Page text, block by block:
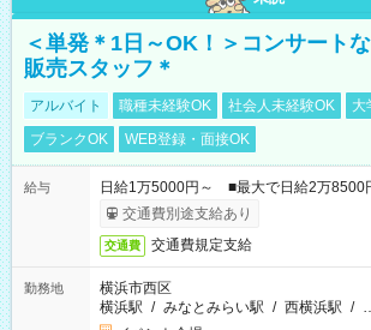
＜単発＊1日～OK！＞コンサート
販売スタッフ＊
アルバイト 職種未経験OK 社会人未経験OK
大
ブランクOK
WEB登録・面接OK
給与
日給1万5000円～ ■最大で日給2万8500
交通費別途支給あり
交通費 交通費規定支給
勤務地
横浜市西区
横浜駅 / みなとみらい駅 / 西横浜駅 /